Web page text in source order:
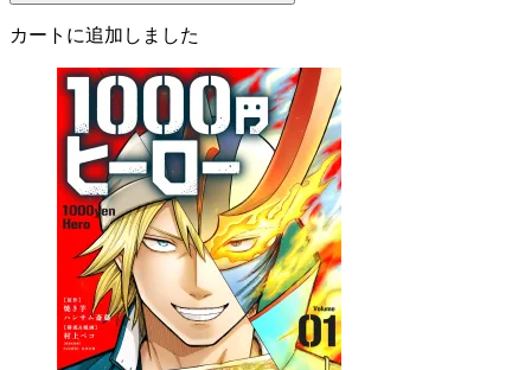
カートに追加しました